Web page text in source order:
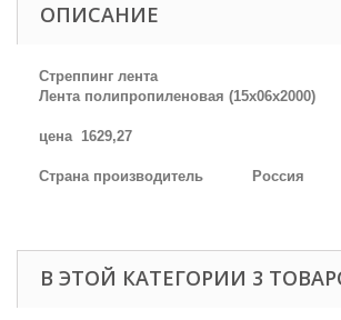
ОПИСАНИЕ
Стреппинг лента
Лента полипропиленовая (15х06х2000)
цена 1629,27
Страна производитель Россия
В ЭТОЙ КАТЕГОРИИ 3